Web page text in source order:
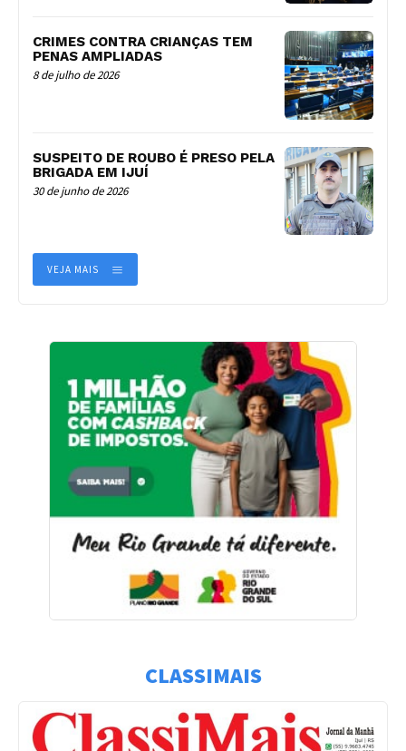
CRIMES CONTRA CRIANÇAS TEM
PENAS AMPLIADAS
8 de julho de 2026
SUSPEITO DE ROUBO É PRESO PELA
BRIGADA EM IJUÍ
30 de junho de 2026
VEJA MAIS
CLASSIMAIS